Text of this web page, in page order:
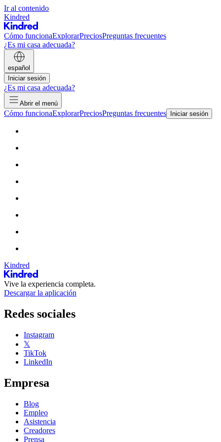
Ir al contenido
Kindred
Cómo funcionaExplorarPreciosPreguntas frecuentes
¿Es mi casa adecuada?
español
Iniciar sesión
¿Es mi casa adecuada?
Abrir el menú
Cómo funcionaExplorarPreciosPreguntas frecuentes Iniciar sesión
Kindred
Vive la experiencia completa.
Descargar la aplicación
Redes sociales
Instagram
𝕏
TikTok
LinkedIn
Empresa
Blog
Empleo
Asistencia
Creadores
Prensa